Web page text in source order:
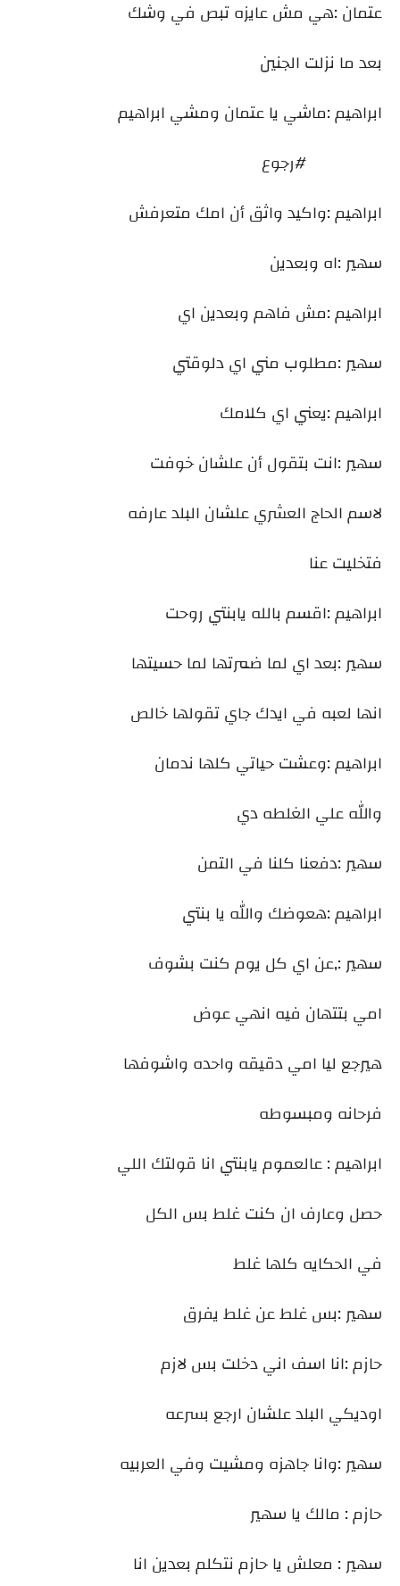
عتمان :هي مش عايزه تبص في وشك
بعد ما نزلت الجنين
ابراهيم :ماشي يا عتمان ومشي ابراهيم
#رجوع
ابراهيم :واكيد واثق أن امك متعرفش
سهير :اه وبعدين
ابراهيم :مش فاهم وبعدين اي
سهير :مطلوب مني اي دلوقتي
ابراهيم :يعني اي كلامك
سهير :انت بتقول أن علشان خوفت
لاسم الحاج العشري علشان البلد عارفه
فتخليت عنا
ابراهيم :اقسم بالله يابنتي روحت
سهير :بعد اي لما ضمرتها لما حسيتها
انها لعبه في ايدك جاي تقولها خالص
ابراهيم :وعشت حياتي كلها ندمان
والله علي الغلطه دي
سهير :دفعنا كلنا في التمن
ابراهيم :هعوضك والله يا بنتي
سهير :,عن اي كل يوم كنت بشوف
امي بتتهان فيه انهي عوض
هيرجع ليا امي دقيقه واحده واشوفها
فرحانه ومبسوطه
ابراهيم : عالعموم يابنتي انا قولتك اللي
حصل وعارف ان كنت غلط بس الكل
في الحكايه كلها غلط
سهير :بس غلط عن غلط يفرق
حازم :انا اسف اني دخلت بس لازم
اوديكي البلد علشان ارجع بسرعه
سهير :وانا جاهزه ومشيت وفي العربيه
حازم : مالك يا سهير
سهير : معلش يا حازم نتكلم بعدين انا